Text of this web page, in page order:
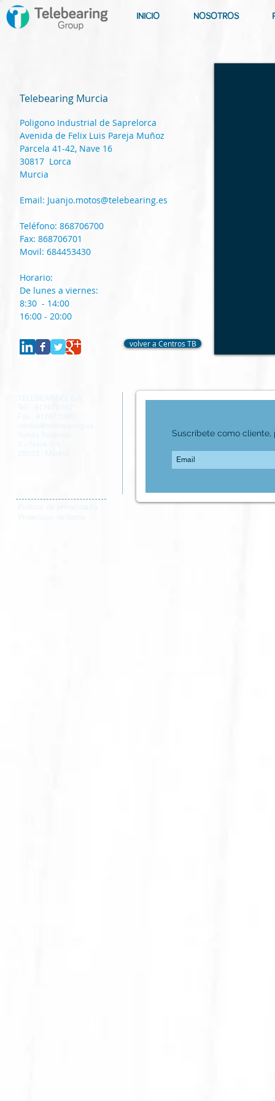
INICIO NOSOTROS
Telebearing Murcia
Poligono Industrial de Saprelorca
Avenida de Felix Luis Pareja Muñoz
Parcela 41-42, Nave 16
30817 Lorca
Murcia
Email: Juanjo.motos@telebearing.es
Teléfono: 868706700
Fax: 868706701
Movil: 684453430
Horario:
De lunes a viernes:
8:30 - 14:00
16:00 - 20:00
volver a Centros TB
TELEBEARING, S.A.
Tel.: 917670162
Fax.: 917671380
ventas@telebearing.es
Tomás Redondo,
2 – Nave 3-1
28033 - Madrid
Política de privacidad y
Proteccion de datos
Suscríbete como cliente,